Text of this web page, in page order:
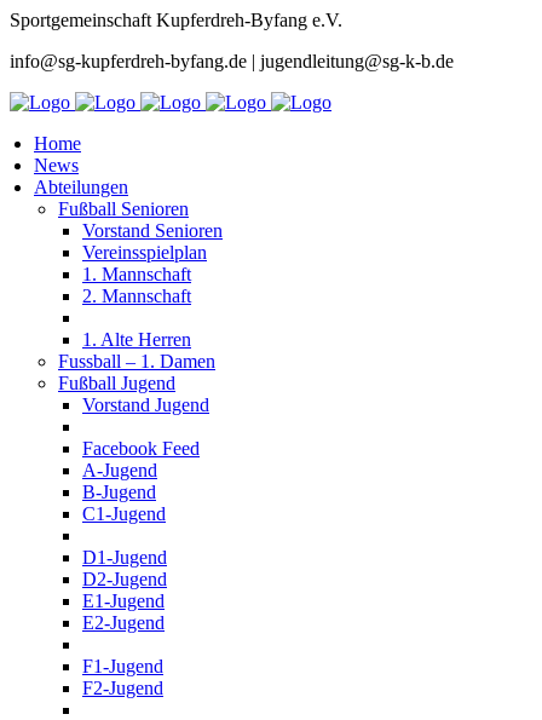
Sportgemeinschaft Kupferdreh-Byfang e.V.
info@sg-kupferdreh-byfang.de | jugendleitung@sg-k-b.de
Home
News
Abteilungen
Fußball Senioren
Vorstand Senioren
Vereinsspielplan
1. Mannschaft
2. Mannschaft
1. Alte Herren
Fussball – 1. Damen
Fußball Jugend
Vorstand Jugend
Facebook Feed
A-Jugend
B-Jugend
C1-Jugend
D1-Jugend
D2-Jugend
E1-Jugend
E2-Jugend
F1-Jugend
F2-Jugend